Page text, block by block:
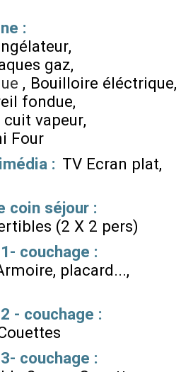
:
gaz
Bouilloire éléctrique
fondue
cuit vapeur
Four
: TV Ecran plat
coin séjour :
(2 X 2 pers)
couchage :
placard...
- couchage :
couchage :